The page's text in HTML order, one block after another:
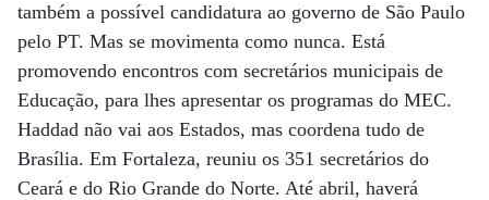
também a possível candidatura ao governo de São Paulo
pelo PT. Mas se movimenta como nunca. Está
promovendo encontros com secretários municipais de
Educação, para lhes apresentar os programas do MEC.
Haddad não vai aos Estados, mas coordena tudo de
Brasília. Em Fortaleza, reuniu os 351 secretários do
Ceará e do Rio Grande do Norte. Até abril, haverá